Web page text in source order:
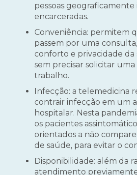
pessoas geograficamente
encarceradas.
Conveniência: permitem
passem por uma
conforto e privacidade da
sem precisar solicitar
trabalho.
Infecção: a telemedicina
contrair infecção em um
hospitalar. Nesta
os pacientes
orientados a não
de saúde, para evitar o
Disponibilidade: além da
atendimento